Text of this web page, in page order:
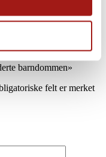
barndommen»
felt er merket